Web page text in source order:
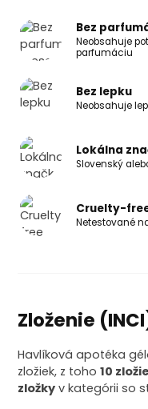
Bez
Neobsahuje
parfumáciu
Bez lepku
Neobsahuje
Lokálna
Slovenský
Cruelty-
Netestované
Zloženie
Havlíková apotéka
zložiek, z toho10
zložky v kategórii so